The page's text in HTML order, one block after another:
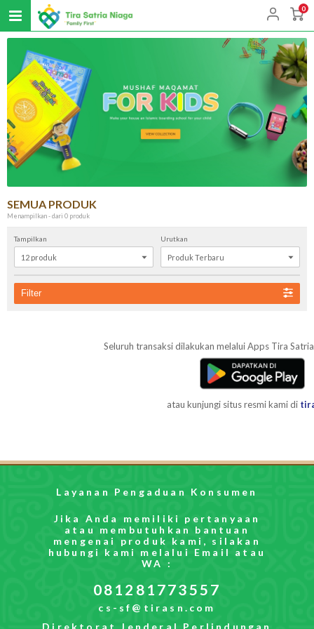
0
SEMUA PRODUK
Menampilkan - dari 0 produk
Tampilkan Urutkan
Filter
Seluruh transaksi dilakukan melalui Apps Tira
atau kunjungi situs resmi kami di
Layanan Pengaduan Konsumen
Jika Anda memiliki pertanyaan
atau membutuhkan bantuan
mengenai produk kami, silakan
hubungi kami melalui Email atau
WA :
081281773557
cs-sf@tirasn.com
Direktorat Jenderal Perlindungan